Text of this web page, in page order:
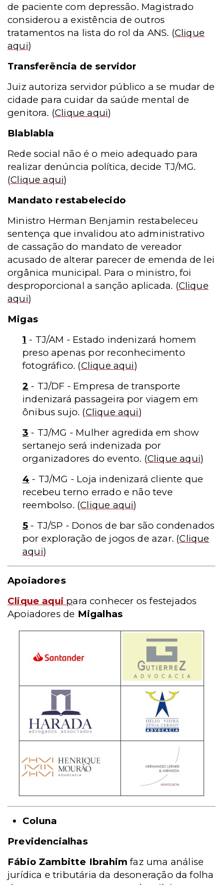
de paciente com depressão. Magistrado
considerou a existência de outros
tratamentos na lista do rol da ANS. (Clique
aqui)
Transferência de servidor
Juiz autoriza servidor público a se mudar de
cidade para cuidar da saúde mental de
genitora. (Clique aqui)
Blablabla
Rede social não é o meio adequado para
realizar denúncia política, decide TJ/MG.
(Clique aqui)
Mandato restabelecido
Ministro Herman Benjamin restabeleceu
sentença que invalidou ato administrativo
de cassação do mandato de vereador
acusado de alterar parecer de emenda de lei
orgânica municipal. Para o ministro, foi
desproporcional a sanção aplicada. (Clique
aqui)
Migas
1 - TJ/AM - Estado indenizará homem
preso apenas por reconhecimento
fotográfico. (Clique aqui)
2 - TJ/DF - Empresa de transporte
indenizará passageira por viagem em
ônibus sujo. (Clique aqui)
3 - TJ/MG - Mulher agredida em show
sertanejo será indenizada por
organizadores do evento. (Clique aqui)
4 - TJ/MG - Loja indenizará cliente que
recebeu terno errado e não teve
reembolso. (Clique aqui)
5 - TJ/SP - Donos de bar são condenados
por exploração de jogos de azar. (Clique
aqui)
Apoiadores
Clique aqui para conhecer os festejados
Apoiadores de Migalhas
Coluna
Previdencialhas
Fábio Zambitte Ibrahim faz uma análise
jurídica e tributária da desoneração da folha